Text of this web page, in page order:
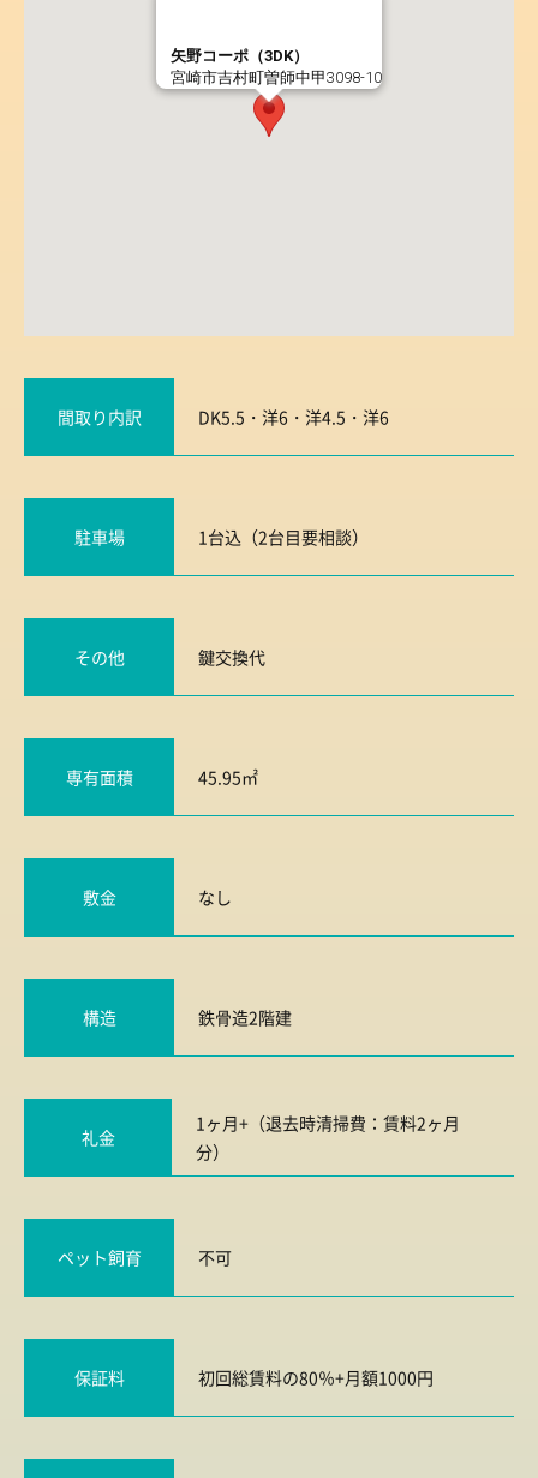
矢野コーポ（3DK）
宮崎市吉村町曽師中甲3098-10
間取り内訳 DK5.5・洋6・洋4.5・洋6
駐車場 1台込（2台目要相談）
その他 鍵交換代
専有面積 45.95㎡
敷金 なし
構造 鉄骨造2階建
礼金
1ヶ月+（退去時清掃費：賃料2ヶ月
分）
ペット飼育 不可
保証料 初回総賃料の80％+月額1000円